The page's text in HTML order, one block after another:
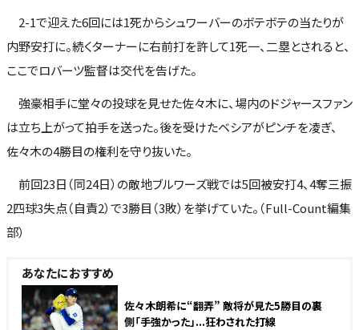
2-1で迎えた6回には1死からシュワーバーのボテボテの当たりが
内野安打に。続くターナーに右前打を許して1死一、二塁とされると、
ここでロバーツ監督は交代を告げた。
強豪相手に堂々の投球を見せた佐々木に、場内のドジャースファン
は立ち上がって拍手を送った。後を受けたベシアがピンチを凌ぎ、
佐々木の4勝目の権利を守り抜いた。
前回23日（同24日）の敵地ブルワーズ戦では5回被安打4、4奪三振
2四球3失点（自責2）で3勝目（3敗）を挙げていた。（Full-Count編集
部）
あなたにおすすめ
佐々木朗希に“翻弄” 敵将が見た5勝目の裏
側「手強かった」...狂わされた打線